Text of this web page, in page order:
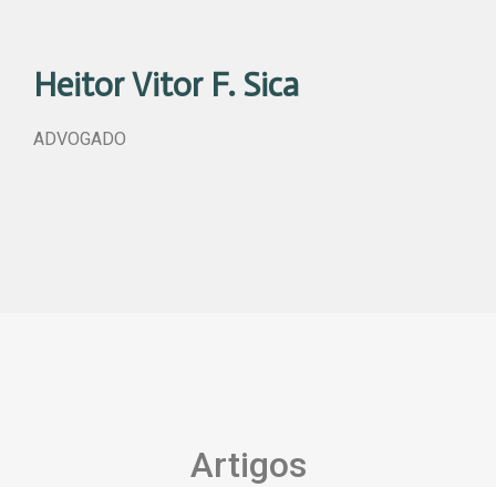
Heitor Vitor F. Sica
ADVOGADO
Artigos